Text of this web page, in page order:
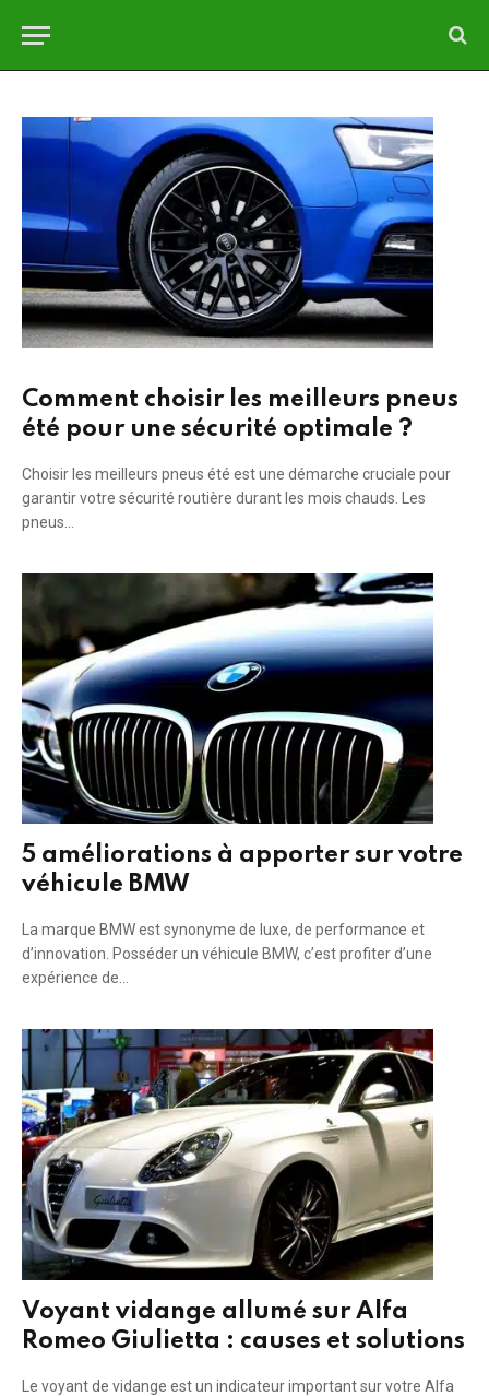
Comment choisir les meilleurs pneus
été pour une sécurité optimale ?
Choisir les meilleurs pneus été est une démarche cruciale pour
garantir votre sécurité routière durant les mois chauds. Les
pneus…
5 améliorations à apporter sur votre
véhicule BMW
La marque BMW est synonyme de luxe, de performance et
d’innovation. Posséder un véhicule BMW, c’est profiter d’une
expérience de…
Voyant vidange allumé sur Alfa
Romeo Giulietta : causes et solutions
Le voyant de vidange est un indicateur important sur votre Alfa